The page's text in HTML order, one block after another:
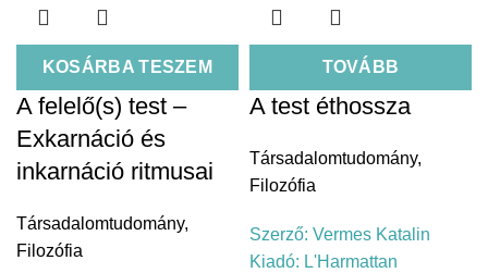
KOSÁRBA TESZEM
A felelő(s) test –
Exkarnáció és
inkarnáció ritmusai
Társadalomtudomány,
Filozófia
TOVÁBB
A test éthossza
Társadalomtudomány,
Filozófia
Szerző: Vermes Katalin
Kiadó: L'Harmattan